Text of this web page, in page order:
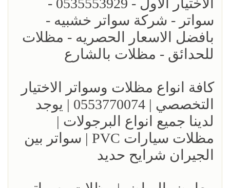
الاختيار الاول - 0535553929 -
سواتر - شركة سواتر خشبيه -
بافضل الاسعار الحصريه - مظلات
للحدائق - مظلات بالشارع
كافة انواع مظلات وسواتر الاختيار
التخصصي | 0553770074 | يوجد
لدينا جميع انواع البرجولات |
مظلات سيارات PVC | سواتر بين
الجيران شرايح حديد